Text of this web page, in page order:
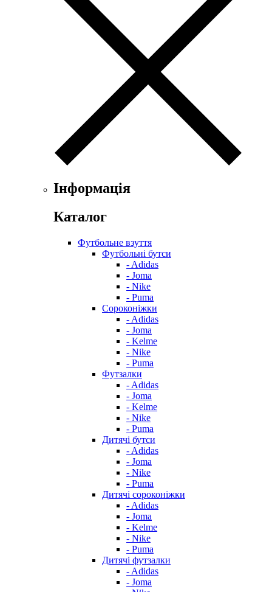
Інформація
Каталог
Футбольне взуття
Футбольні бутси
- Adidas
- Joma
- Nike
- Puma
Сороконіжки
- Adidas
- Joma
- Kelme
- Nike
- Puma
Футзалки
- Adidas
- Joma
- Kelme
- Nike
- Puma
Дитячі бутси
- Adidas
- Joma
- Nike
- Puma
Дитячі сороконіжки
- Adidas
- Joma
- Kelme
- Nike
- Puma
Дитячі футзалки
- Adidas
- Joma